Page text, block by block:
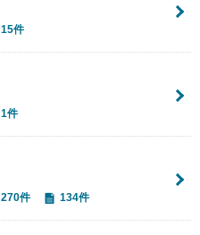
15件
1件
270件 134件